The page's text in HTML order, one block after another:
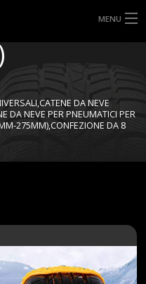
MENU
DA NEVE
DA NEVE PER PNEUMATICI PER
275MM),CONFEZIONE DA 8